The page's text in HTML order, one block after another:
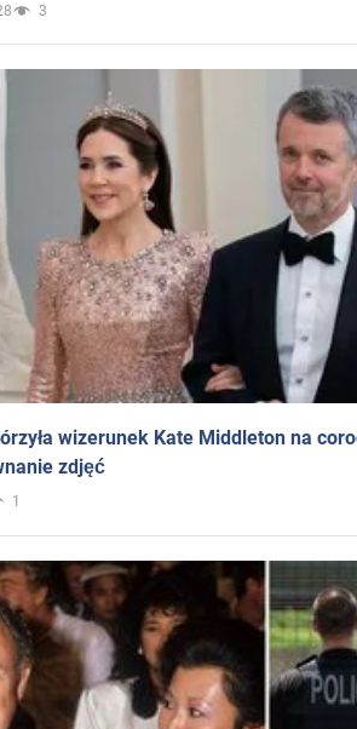
3
wizerunek Kate Middleton na
zdjęć
1